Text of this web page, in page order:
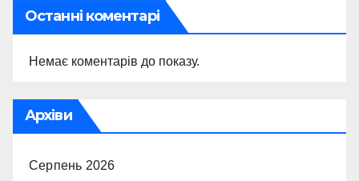
Останні коментарі
Немає коментарів до показу.
Архіви
Серпень 2026